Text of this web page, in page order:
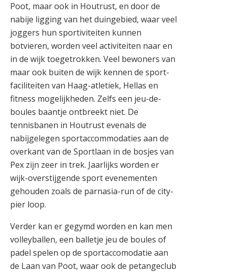
Poot, maar ook in Houtrust, en door de
nabije ligging van het duingebied, waar veel
joggers hun sportiviteiten kunnen
botvieren, worden veel activiteiten naar en
in de wijk toegetrokken. Veel bewoners van
maar ook buiten de wijk kennen de sport-
faciliteiten van Haag-atletiek, Hellas en
fitness mogelijkheden. Zelfs een jeu-de-
boules baantje ontbreekt niet. De
tennisbanen in Houtrust evenals de
nabijgelegen sportaccommodaties aan de
overkant van de Sportlaan in de bosjes van
Pex zijn zeer in trek. Jaarlijks worden er
wijk-overstijgende sport evenementen
gehouden zoals de parnasia-run of de city-
pier loop.
Verder kan er gegymd worden en kan men
volleyballen, een balletje jeu de boules of
padel spelen op de sportaccomodatie aan
de Laan van Poot, waar ook de petangeclub